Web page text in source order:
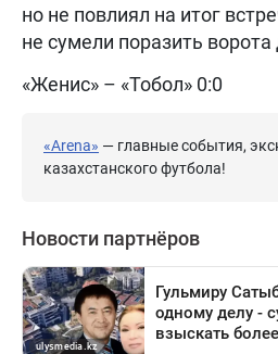
но не повлиял на итог
не сумели поразить ворота
«Женис» – «Тобол» 0:0
«Arena» — главные события,
казахстанского футбола!